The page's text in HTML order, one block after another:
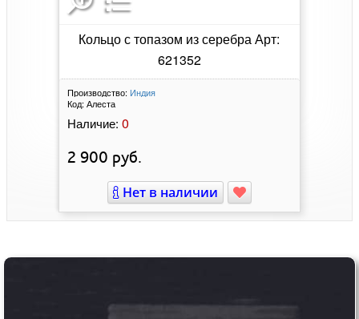
Кольцо с топазом из серебра Арт:
621352
Производство: Индия
Код: Алеста
Наличие: 0
2 900 руб.
Нет в наличии